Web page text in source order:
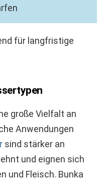
für langfristige
große Vielfalt an
Anwendungen
sind stärker an
und eignen sich
und Fleisch. Bunka